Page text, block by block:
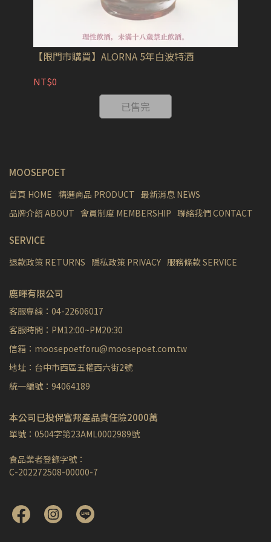
【限門市購買】ALORNA 5年白波特酒
NT$0
已售完
MOOSEPOET
首頁 HOME 精選商品 PRODUCT 最新消息 NEWS
品牌介紹 ABOUT 會員制度 MEMBERSHIP 聯絡我們 CONTACT
SERVICE
退款政策 RETURNS 隱私政策 PRIVACY 服務條款 SERVICE
鹿暉有限公司
客服專線：04-22606017
客服時間：PM12:00~PM20:30
信箱：moosepoetforu@moosepoet.com.tw
地址：台中市西區五權西六街2號
統一編號：94064189
本公司已投保富邦產品責任險2000萬
單號：0504字第23AML0002989號
食品業者登錄字號：
C-202272508-00000-7